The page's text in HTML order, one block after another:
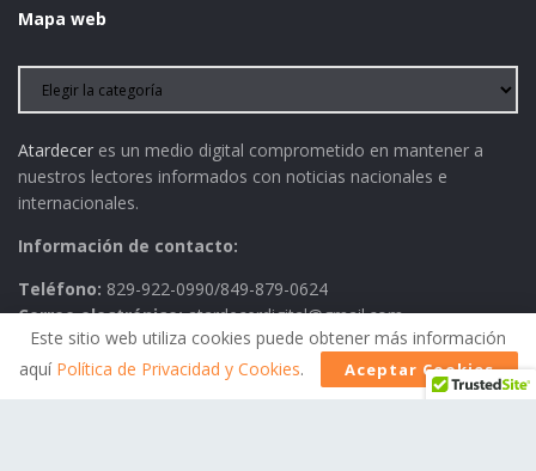
Mapa web
Atardecer es un medio digital comprometido en mantener a
nuestros lectores informados con noticias nacionales e
internacionales.
Información de contacto:
Teléfono: 829-922-0990/849-879-0624
Correo electrónico:atardecerdigital@gmail.com
Este sitio web utiliza cookies puede obtener más información
aquí Política de Privacidad y Cookies. Aceptar Cookies